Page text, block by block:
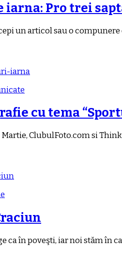
iarna: Pro trei
un articol sau o
cu tema
Martie, ClubulFoto.com si
ca în poveşti, iar noi stăm în